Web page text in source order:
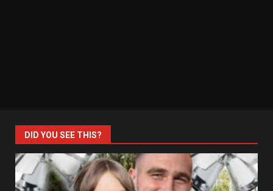
DID YOU SEE THIS?